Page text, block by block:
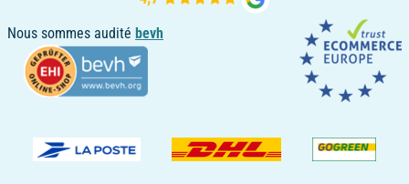
Nous sommes audité bevh